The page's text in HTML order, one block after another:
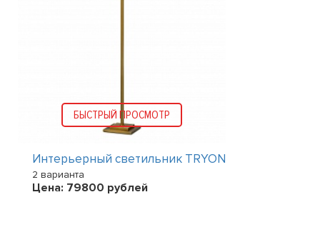
БЫСТРЫЙ ПРОСМОТР
Интерьерный светильник TRYON
2 варианта
Цена: 79800 рублей